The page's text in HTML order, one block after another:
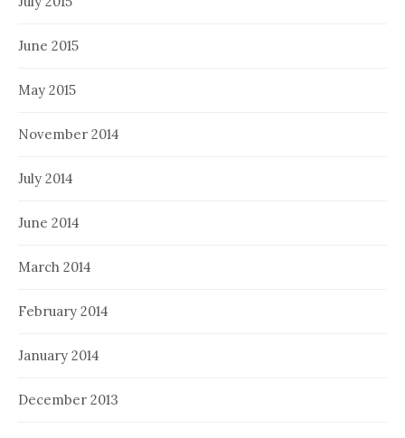
June 2015
May 2015
November 2014
July 2014
June 2014
March 2014
February 2014
January 2014
December 2013